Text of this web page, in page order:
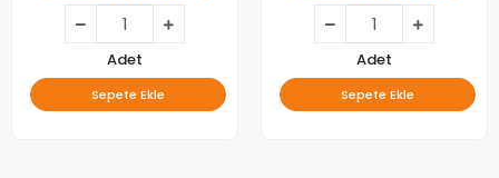
Adet
Sepete Ekle
Adet
Sepete Ekle